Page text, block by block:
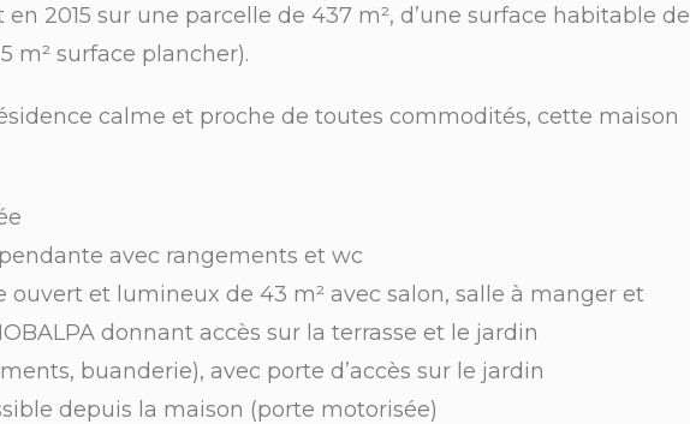
en 2015 sur une parcelle de 437 m², d’une surface habitable de
m² surface plancher).
calme et proche de toutes commodités, cette maison
avec rangements et wc
ouvert et lumineux de 43 m² avec salon, salle à manger et
donnant accès sur la terrasse et le jardin
buanderie), avec porte d’accès sur le jardin
depuis la maison (porte motorisée)